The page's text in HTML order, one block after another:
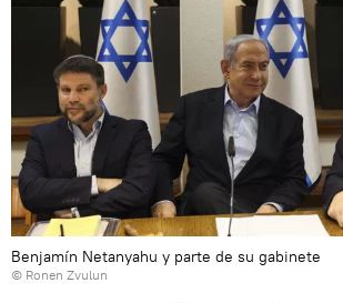
Benjamín Netanyahu y parte de su gabinete
© Ronen Zvulun